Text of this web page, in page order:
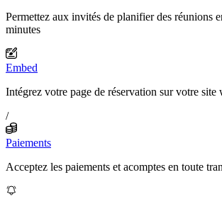
Permettez aux invités de planifier des réunions
minutes
Embed
Intégrez votre page de réservation sur votre site
/
Paiements
Acceptez les paiements et acomptes en toute